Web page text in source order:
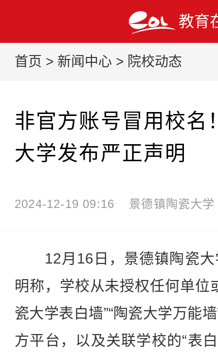
教育
首页 > 新闻中心 > 院校动态
非官方账号冒用校名
大学发布严正声明
2024-12-19 09:16 景德镇陶瓷大学
12月16日，景德镇陶瓷大
明称，学校从未授权任何单位
瓷大学表白墙”“陶瓷大学万能
方平台，以及关联学校的“表白